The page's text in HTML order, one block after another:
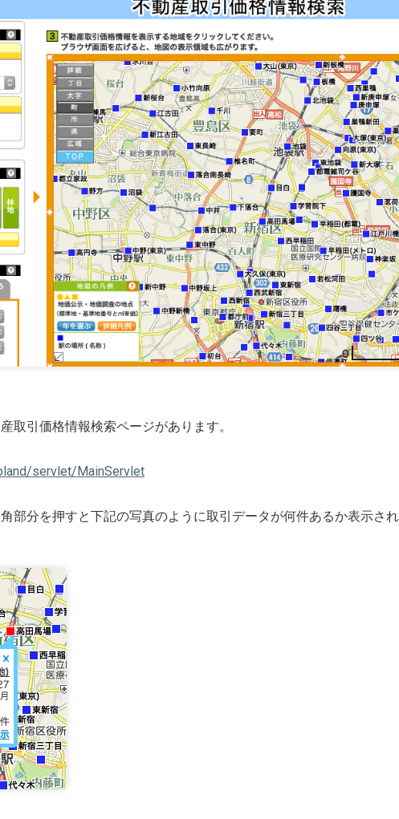
取引価格情報検索ページがあります。
servlet/MainServlet
部分を押すと下記の写真のように取引データが何件あるか表示さ